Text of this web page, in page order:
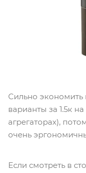
Сильно экономить
варианты за 1.5к
агрегаторах),
очень
Если смотреть в